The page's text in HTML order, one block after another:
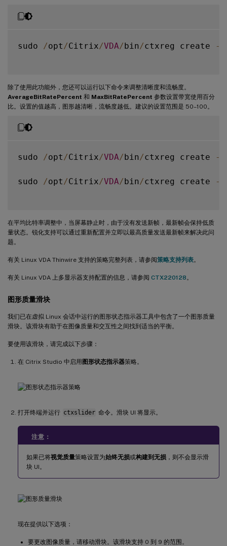
sudo /opt /Citrix/VDA/bin/ctxreg create -
除了使用此功能外，您还可以运行以下命令来调整清晰度和流畅度。
AverageBitRatePercent 和 MaxBitRatePercent 参数设置带宽使用百分
比。设置的值越高，图形越清晰，流畅度越低。建议的设置范围是 50–100。
sudo /opt /Citrix/VDA/bin/ctxreg create -
sudo /opt /Citrix/VDA/bin/ctxreg create -
在平均比特率调整中，当屏幕静止时，由于没有发送新帧，最新帧会保持低质
量状态。锐化支持可以通过重新配置并立即以最高质量发送最新帧来解决此问
题。
有关 Linux VDA Thinwire 支持的策略完整列表，请参阅策略支持列表。
有关 Linux VDA 上多显示器支持配置的信息，请参阅 CTX220128 。
图形质量滑块
我们已在虚拟 Linux 会话中运行的图形状态指示器工具中包含了一个图形质量
滑块。该滑块有助于在图像质量和交互性之间找到适当的平衡。
要使用该滑块，请完成以下步骤：
在 Citrix Studio 中启用 图形状态指示器策略。
打开终端并运行 ctxslider 命令。滑块 UI 将显示。
注意：
如果已将视觉质量策略设置为始终无损或构建到无损 ，则不会显示滑
块 UI。
现在提供以下选项：
要更改图像质量，请移动滑块。该滑块支持 0 到 9 的范围。